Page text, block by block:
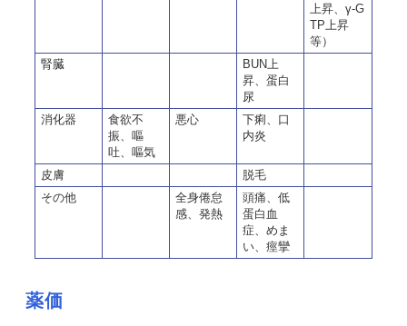
上昇、γ-G
TP上昇
等）
腎臓
BUN上
昇、蛋白
尿
消化器
食欲不
振、嘔
吐、嘔気
悪心
下痢、口
内炎
皮膚
脱毛
その他
全身倦怠
感、発熱
頭痛、低
蛋白血
症、めま
い、痙攣
薬価